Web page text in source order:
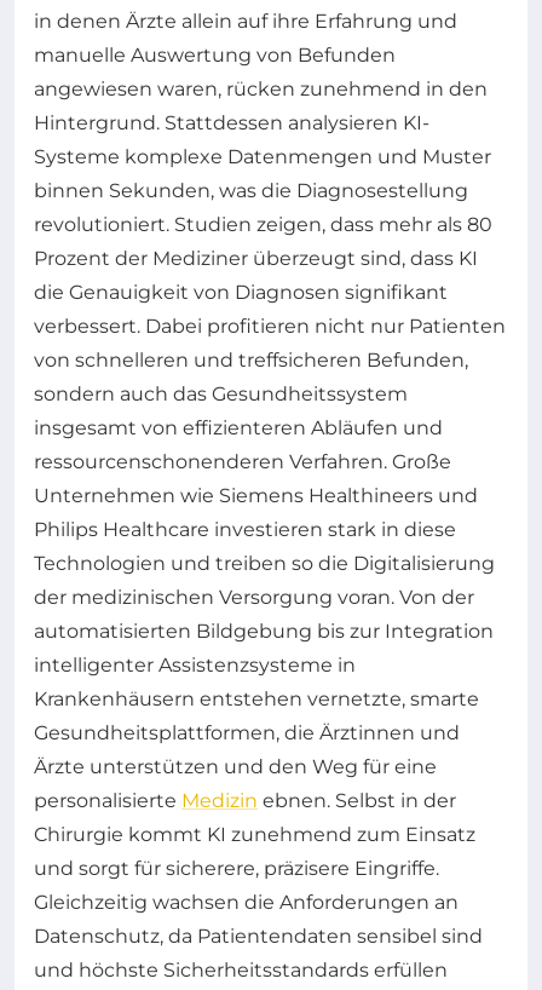
in denen Ärzte allein auf ihre Erfahrung und
manuelle Auswertung von Befunden
angewiesen waren, rücken zunehmend in den
Hintergrund. Stattdessen analysieren KI-
Systeme komplexe Datenmengen und Muster
binnen Sekunden, was die Diagnosestellung
revolutioniert. Studien zeigen, dass mehr als 80
Prozent der Mediziner überzeugt sind, dass KI
die Genauigkeit von Diagnosen signifikant
verbessert. Dabei profitieren nicht nur Patienten
von schnelleren und treffsicheren Befunden,
sondern auch das Gesundheitssystem
insgesamt von effizienteren Abläufen und
ressourcenschonenderen Verfahren. Große
Unternehmen wie Siemens Healthineers und
Philips Healthcare investieren stark in diese
Technologien und treiben so die Digitalisierung
der medizinischen Versorgung voran. Von der
automatisierten Bildgebung bis zur Integration
intelligenter Assistenzsysteme in
Krankenhäusern entstehen vernetzte, smarte
Gesundheitsplattformen, die Ärztinnen und
Ärzte unterstützen und den Weg für eine
personalisierte Medizin ebnen. Selbst in der
Chirurgie kommt KI zunehmend zum Einsatz
und sorgt für sicherere, präzisere Eingriffe.
Gleichzeitig wachsen die Anforderungen an
Datenschutz, da Patientendaten sensibel sind
und höchste Sicherheitsstandards erfüllen